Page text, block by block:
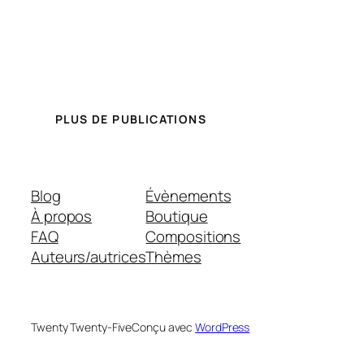
PLUS DE PUBLICATIONS
Blog
À propos
FAQ
Auteurs/autrices
Évènements
Boutique
Compositions
Thèmes
Twenty Twenty-FiveConçu avecWordPress